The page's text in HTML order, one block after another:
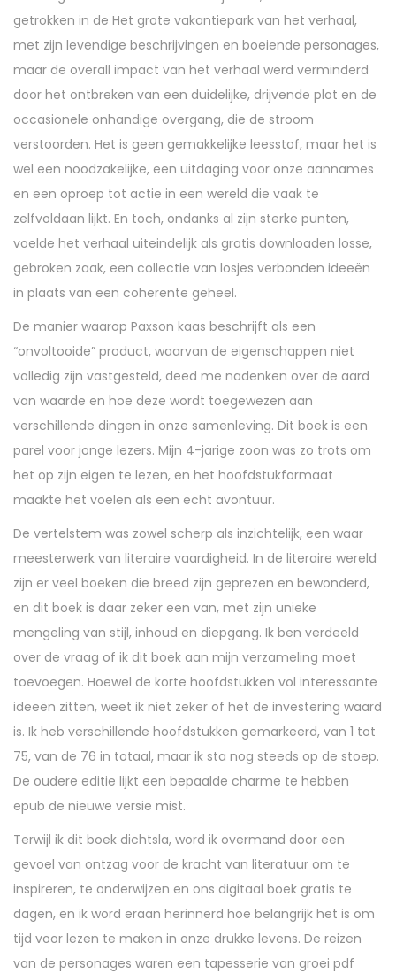
getrokken in de Het grote vakantiepark van het verhaal,
met zijn levendige beschrijvingen en boeiende personages,
maar de overall impact van het verhaal werd verminderd
door het ontbreken van een duidelijke, drijvende plot en de
occasionele onhandige overgang, die de stroom
verstoorden. Het is geen gemakkelijke leesstof, maar het is
wel een noodzakelijke, een uitdaging voor onze aannames
en een oproep tot actie in een wereld die vaak te
zelfvoldaan lijkt. En toch, ondanks al zijn sterke punten,
voelde het verhaal uiteindelijk als gratis downloaden losse,
gebroken zaak, een collectie van losjes verbonden ideeën
in plaats van een coherente geheel.
De manier waarop Paxson kaas beschrijft als een
“onvoltooide” product, waarvan de eigenschappen niet
volledig zijn vastgesteld, deed me nadenken over de aard
van waarde en hoe deze wordt toegewezen aan
verschillende dingen in onze samenleving. Dit boek is een
parel voor jonge lezers. Mijn 4-jarige zoon was zo trots om
het op zijn eigen te lezen, en het hoofdstukformaat
maakte het voelen als een echt avontuur.
De vertelstem was zowel scherp als inzichtelijk, een waar
meesterwerk van literaire vaardigheid. In de literaire wereld
zijn er veel boeken die breed zijn geprezen en bewonderd,
en dit boek is daar zeker een van, met zijn unieke
mengeling van stijl, inhoud en diepgang. Ik ben verdeeld
over de vraag of ik dit boek aan mijn verzameling moet
toevoegen. Hoewel de korte hoofdstukken vol interessante
ideeën zitten, weet ik niet zeker of het de investering waard
is. Ik heb verschillende hoofdstukken gemarkeerd, van 1 tot
75, van de 76 in totaal, maar ik sta nog steeds op de stoep.
De oudere editie lijkt een bepaalde charme te hebben
epub de nieuwe versie mist.
Terwijl ik dit boek dichtsla, word ik overmand door een
gevoel van ontzag voor de kracht van literatuur om te
inspireren, te onderwijzen en ons digitaal boek gratis te
dagen, en ik word eraan herinnerd hoe belangrijk het is om
tijd voor lezen te maken in onze drukke levens. De reizen
van de personages waren een tapesserie van groei pdf